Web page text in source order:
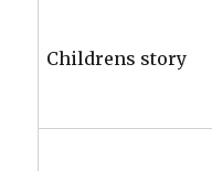
Childrens story